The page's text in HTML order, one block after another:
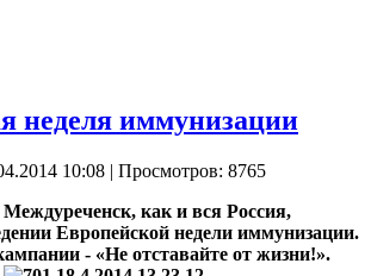
неделя иммунизации
10:08 | Просмотров: 8765
как и вся Россия,
Европейской недели иммунизации.
- «Не отставайте от жизни!».